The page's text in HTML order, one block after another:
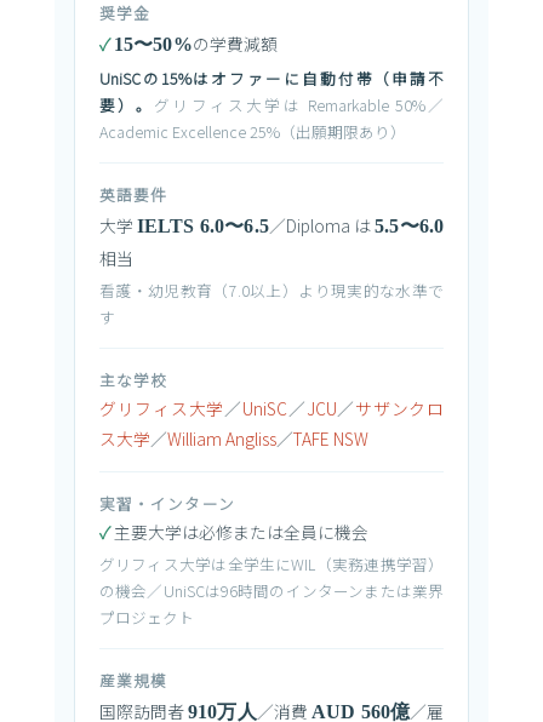
奨学金
✓ 15〜50%の学費減額
UniSCの15%はオファーに自動付帯（申請不
要）。 グリフィス大学は Remarkable 50%／
Academic Excellence 25%（出願期限あり）
英語要件
大学 IELTS 6.0〜6.5／Diploma は5.5〜6.0
相当
看護・幼児教育（7.0以上）より現実的な水準で
す
主な学校
グリフィス大学／UniSC／JCU／サザンクロ
ス大学／William Angliss／TAFE NSW
実習・インターン
✓主要大学は必修または全員に機会
グリフィス大学は全学生にWIL（実務連携学習）
の機会／UniSCは96時間のインターンまたは業界
プロジェクト
産業規模
国際訪問者910万人／消費 AUD 560億／雇